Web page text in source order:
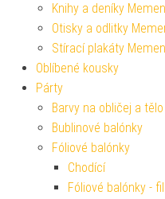
Knihy a deníky
Otisky a odlitky
Stírací plakáty
Oblíbené kousky
Párty
Barvy na obličej a tělo
Bublinové balónky
Fóliové balónky
Chodící
Fóliové balónky -